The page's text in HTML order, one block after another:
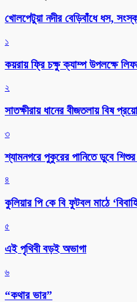
খোলপেটুয়া নদীর বেড়িবাঁধে ধস,
১
কয়রায় ফ্রি চক্ষু ক্যাম্প উপলক্ষে
২
সাতক্ষীরায় ধানের বীজতলায় বিষ
৩
শ্যামনগরে পুকুরের পানিতে ডুবে
৪
কুলিয়ার পি কে বি ফুটবল মাঠে
৫
এই পৃথিবী বড়ই অভাগা
৬
“কথার ভার”